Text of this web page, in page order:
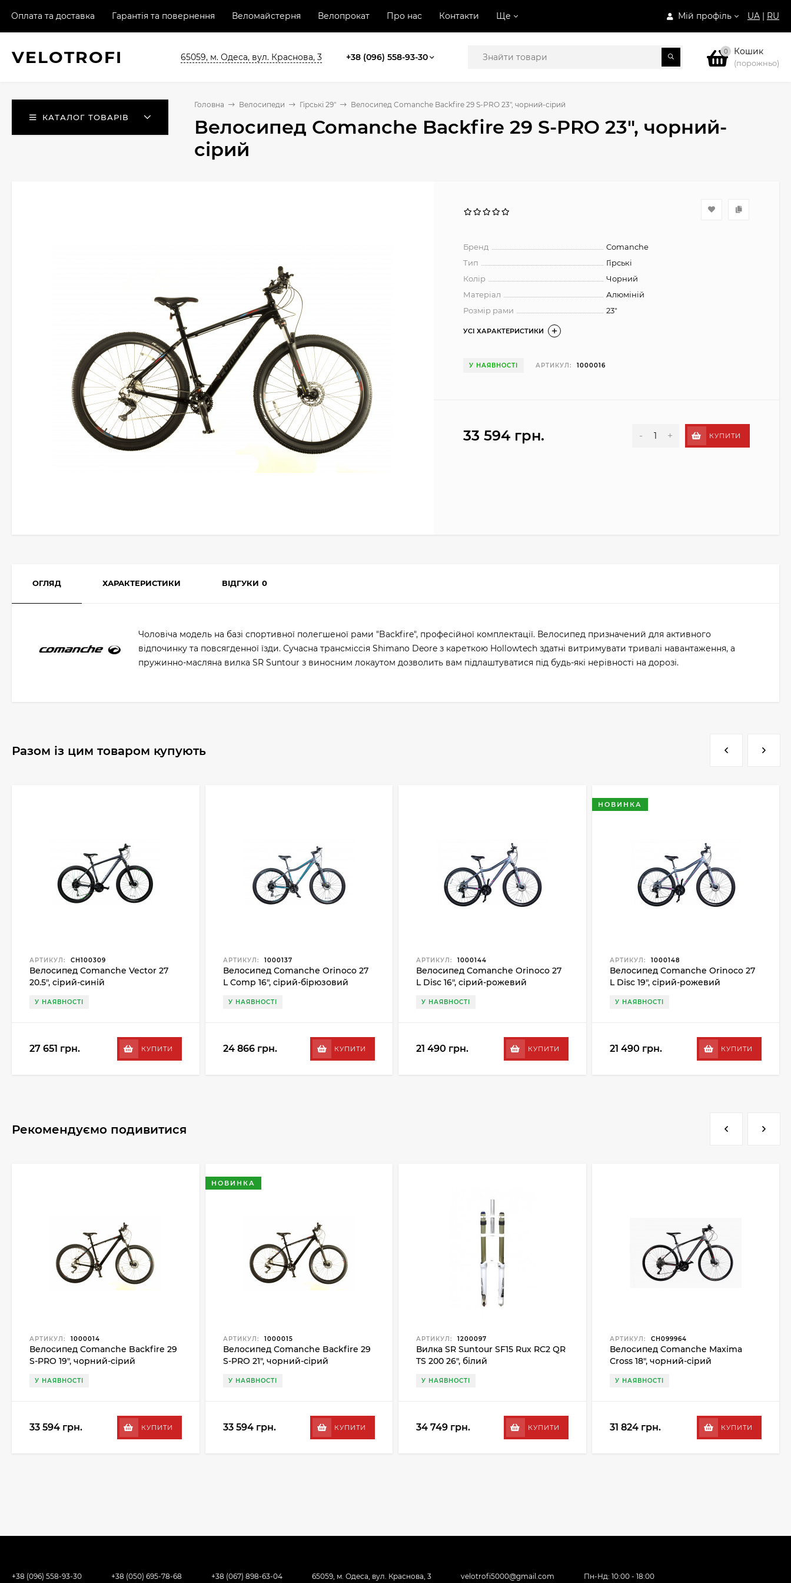
Мій профіль UA | RU
Оплата та доставка Гарантія та повернення Веломайстерня Велопрокат Про нас Контакти Ще
VELOTROFI 65059, м. Одеса, вул. Краснова, 3 +38 (096) 558-93-30 0 Кошик
(порожньо)
КАТАЛОГ ТОВАРІВ
Головна Велосипеди Гірські 29" Велосипед Comanche Backfire 29 S-PRO 23", чорний-сірий
Велосипед Comanche Backfire 29 S-PRO 23", чорний-
сірий
Бренд
Comanche
Тип
Гірські
Колір
Чорний
Матеріал
Алюміній
Розмір рами
23"
УСІ ХАРАКТЕРИСТИКИ
У НАЯВНОСТІ АРТИКУЛ: 1000016
33 594 грн. - + КУПИТИ
ОГЛЯД ХАРАКТЕРИСТИКИ ВІДГУКИ 0
Чоловіча модель на базі спортивної полегшеної рами "Backfire", професійної комплектації. Велосипед призначений для активного
відпочинку та повсягденної їзди. Сучасна трансміссія Shimano Deore з кареткою Hollowtech здатні витримувати тривалі навантаження, а
пружинно-масляна вилка SR Suntour з виносним локаутом дозволить вам підлаштуватися під будь-які нерівності на дорозі.
Разом із цим товаром купують
АРТИКУЛ: CH100309
Велосипед Comanche Vector 27
20.5", сірий-синій
У НАЯВНОСТІ
27 651 грн. КУПИТИ
АРТИКУЛ: 1000137
Велосипед Comanche Orinoco 27
L Comp 16", сірий-бірюзовий
У НАЯВНОСТІ
24 866 грн. КУПИТИ
АРТИКУЛ: 1000144
Велосипед Comanche Orinoco 27
L Disc 16", сірий-рожевий
У НАЯВНОСТІ
21 490 грн. КУПИТИ
НОВИНКА
АРТИКУЛ: 1000148
Велосипед Comanche Orinoco 27
L Disc 19", сірий-рожевий
У НАЯВНОСТІ
21 490 грн. КУПИТИ
Рекомендуємо подивитися
АРТИКУЛ: 1000014
Велосипед Comanche Backfire 29
S-PRO 19", чорний-сірий
У НАЯВНОСТІ
33 594 грн. КУПИТИ
НОВИНКА
АРТИКУЛ: 1000015
Велосипед Comanche Backfire 29
S-PRO 21", чорний-сірий
У НАЯВНОСТІ
33 594 грн. КУПИТИ
АРТИКУЛ: 1200097
Вилка SR Suntour SF15 Rux RC2 QR
TS 200 26", білий
У НАЯВНОСТІ
34 749 грн. КУПИТИ
АРТИКУЛ: CH099964
Велосипед Comanche Maxima
Cross 18", чорний-сірий
У НАЯВНОСТІ
31 824 грн. КУПИТИ
+38 (096) 558-93-30 +38 (050) 695-78-68 +38 (067) 898-63-04 65059, м. Одеса, вул. Краснова, 3 velotrofi5000@gmail.com Пн-Нд: 10:00 - 18:00